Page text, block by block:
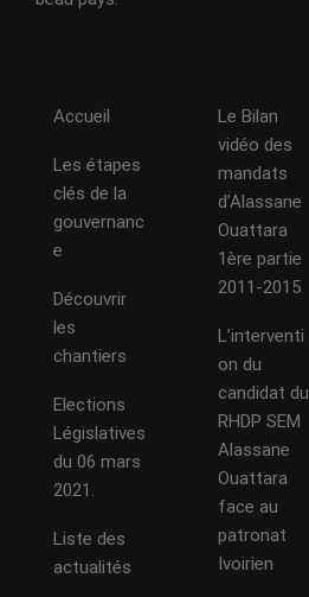
Accueil
Les étapes
clés de la
gouvernanc
e
Découvrir
les
chantiers
Elections
Législatives
du 06 mars
2021.
Liste des
actualités
Le Bilan
vidéo des
mandats
d’Alassane
Ouattara
1ère partie
2011-2015
L’interventi
on du
candidat du
RHDP SEM
Alassane
Ouattara
face au
patronat
Ivoirien